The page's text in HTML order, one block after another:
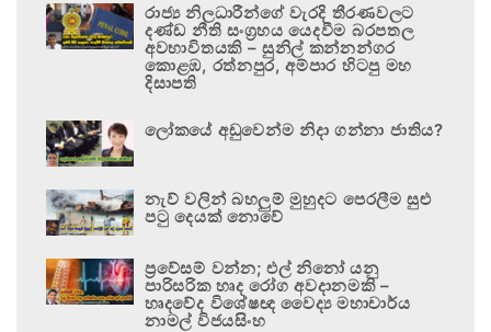
රාජ්‍ය නිලධාරීන්ගේ වැරදි තීරණවලට
දණ්ඩ නීති සංග්‍රහය යෙදවීම බරපතල
අවභාවිතයකි – සුනිල් කන්නන්ගර
කොළඹ, රත්නපුර, අම්පාර හිටපු මහ
දිසාපති
ලෝකයේ අඩුවෙන්ම නිදා ගන්නා ජාතිය?
නැව් වලින් බහලුම් මුහුදට පෙරලීම සුළු
පටු දෙයක් නොවේ
ප්‍රවේසම් වන්න; එල් නිනෝ යනු
පාරිසරික හෘද රෝග අවදානමකි –
හෘදවේද විශේෂඥ වෛද්‍ය මහාචාර්ය
නාමල් විජයසිංහ